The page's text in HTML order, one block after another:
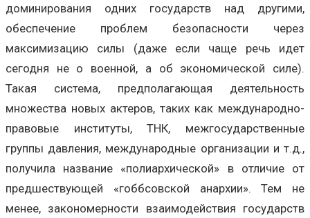
доминирования одних государств над другими,
обеспечение проблем безопасности через
максимизацию силы (даже если чаще речь идет
сегодня не о военной, а об экономической силе).
Такая система, предполагающая деятельность
множества новых актеров, таких как международно-
правовые институты, ТНК, межгосударственные
группы давления, международные организации и т.д.,
получила название «полиархической» в отличие от
предшествующей «гоббсовской анархии». Тем не
менее, закономерности взаимодействия государств